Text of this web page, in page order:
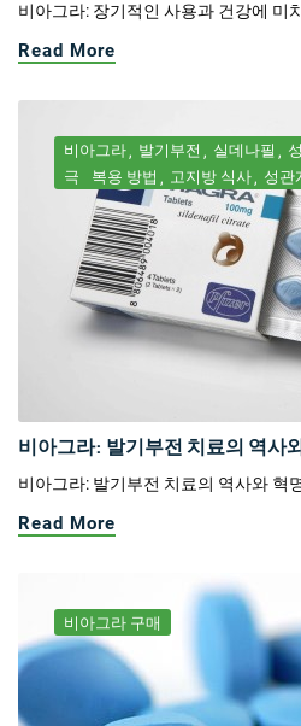
비아그라: 장기적인 사용과 건강에 미
Read More
비아그라 발기부전 실데나필
극
복용 방법 고지방 식사 성관
비아그라: 발기부전 치료의 역사
비아그라: 발기부전 치료의 역사와 혁
Read More
비아그라 구매